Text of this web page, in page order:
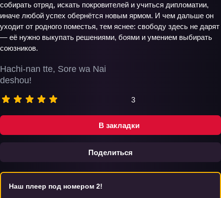
В закладки
Поделиться
Hachi-nan tte, Sore wa Nai
deshou!
3
собирать отряд, искать покровителей и учиться дипломатии,
иначе любой успех обернётся новым ярмом. И чем дальше он
уходит от родного поместья, тем яснее: свободу здесь не дарят
— её нужно выкупать решениями, боями и умением выбирать
союзников.
Наш плеер под номером 2!